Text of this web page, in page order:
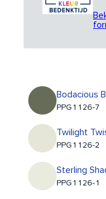
Bodacious
PPG1126-7
Twilight
PPG1126-2
Sterling
PPG1126-1